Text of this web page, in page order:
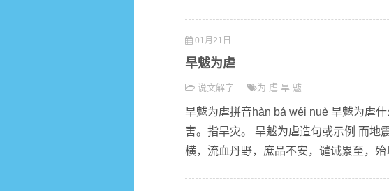
01月21日
旱魃为虐
说文解字 为 虐 旱 魃
旱魃为虐拼音hàn bá wéi nuè 旱魃为虐
害。指旱灾。 旱魃为虐造句或示例 而地
横，流血丹野，庶品不安，谴诫累至，